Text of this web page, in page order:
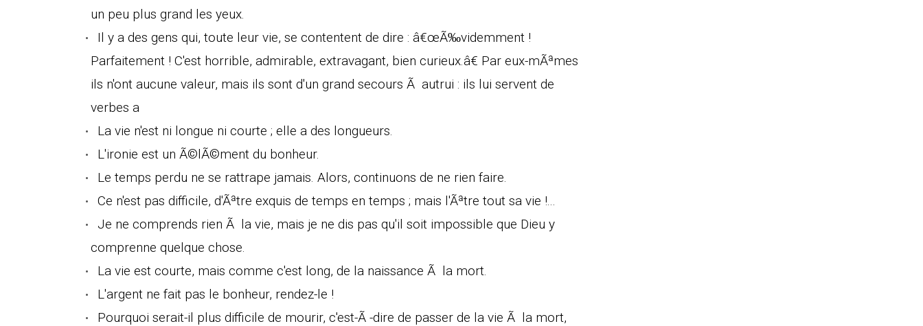
un peu plus grand les yeux.
Il y a des gens qui, toute leur vie, se contentent de dire : â€œÃ‰videmment !
Parfaitement ! C'est horrible, admirable, extravagant, bien curieux.â€ Par eux-mÃªmes
ils n'ont aucune valeur, mais ils sont d'un grand secours Ã autrui : ils lui servent de
verbes a
La vie n'est ni longue ni courte ; elle a des longueurs.
L'ironie est un Ã©lÃ©ment du bonheur.
Le temps perdu ne se rattrape jamais. Alors, continuons de ne rien faire.
Ce n'est pas difficile, d'Ãªtre exquis de temps en temps ; mais l'Ãªtre tout sa vie !...
Je ne comprends rien Ã la vie, mais je ne dis pas qu'il soit impossible que Dieu y
comprenne quelque chose.
La vie est courte, mais comme c'est long, de la naissance Ã la mort.
L'argent ne fait pas le bonheur, rendez-le !
Pourquoi serait-il plus difficile de mourir, c'est-Ã -dire de passer de la vie Ã la mort,